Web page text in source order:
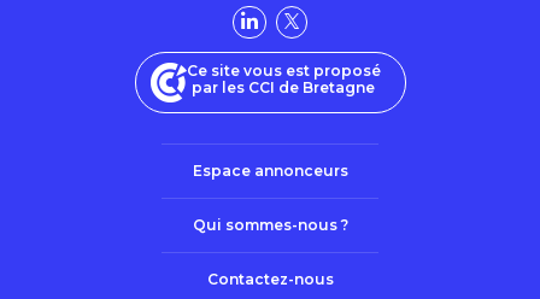
Ce site vous est proposé
par les CCI de Bretagne
Espace annonceurs
Qui sommes-nous ?
Contactez-nous